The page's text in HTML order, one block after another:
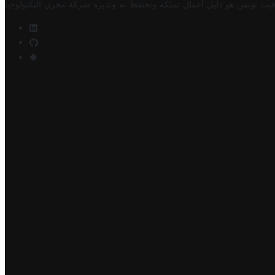
تونس هو دليل أعمال تملكه وتحتفظ به وتديره شركة مخزن التكنولوجيا